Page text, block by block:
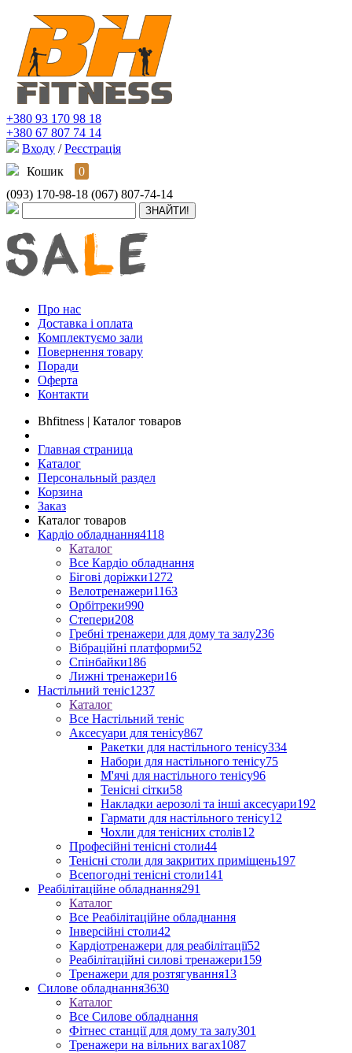
+380 93 170 98 18
+380 67 807 74 14
Входу / Реєстрація
Кошик
0
(093) 170-98-18 (067) 807-74-14
Про нас
Доставка і оплата
Комплектуємо зали
Повернення товару
Поради
Оферта
Контакти
Bhfitness | Каталог товаров
Главная страница
Каталог
Персональный раздел
Корзина
Заказ
Каталог товаров
Кардіо обладнання4118
Каталог
Все Кардіо обладнання
Бігові доріжки1272
Велотренажери1163
Орбітреки990
Степери208
Гребні тренажери для дому та залу236
Вібраційні платформи52
Спінбайки186
Лижні тренажери16
Настільний теніс1237
Каталог
Все Настільний теніс
Аксесуари для тенісу867
Ракетки для настільного тенісу334
Набори для настільного тенісу75
М'ячі для настільного тенісу96
Тенісні сітки58
Накладки аерозолі та інші аксесуари192
Гармати для настільного тенісу12
Чохли для тенісних столів12
Професійні тенісні столи44
Тенісні столи для закритих приміщень197
Всепогодні тенісні столи141
Реабілітаційне обладнання291
Каталог
Все Реабілітаційне обладнання
Інверсійні столи42
Кардіотренажери для реабілітації52
Реабілітаційні силові тренажери159
Тренажери для розтягування13
Силове обладнання3630
Каталог
Все Силове обладнання
Фітнес станції для дому та залу301
Тренажери на вільних вагах1087